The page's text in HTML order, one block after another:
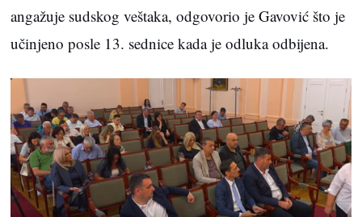
angažuje sudskog veštaka, odgovorio je Gavović što je
učinjeno posle 13. sednice kada je odluka odbijena.